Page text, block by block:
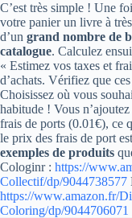
C’est très simple ! Une
votre panier un livre à
d’un grand nombre de
catalogue. Calculez
« Estimez vos taxes et
d’achats. Vérifiez que
Choisissez où vous
habitude ! Vous
frais de ports (0.01€), ce
le prix des frais de port
exemples de produits
Cologinr : https://
Collectif/dp/9044738577
https://www.amazon.fr/
Coloring/dp/9044706071